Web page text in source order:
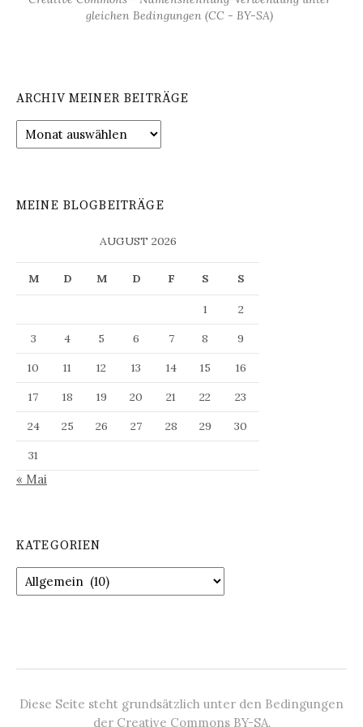
gleichen Bedingungen (CC - BY-SA)
ARCHIV MEINER BEITRÄGE
Archiv
meiner
MEINE BLOGBEITRÄGE
AUGUST 2026
M D M D F S S
1
2
3
4 5 6 7 8
9
10
11 12 13 14 15
16
17
18 19 20 21 22
23
24
25 26 27 28 29
30
31
« Mai
KATEGORIEN
Kategorien
Diese Seite steht grundsätzlich unter den Bedingungen
der Creative Commons BY-SA.